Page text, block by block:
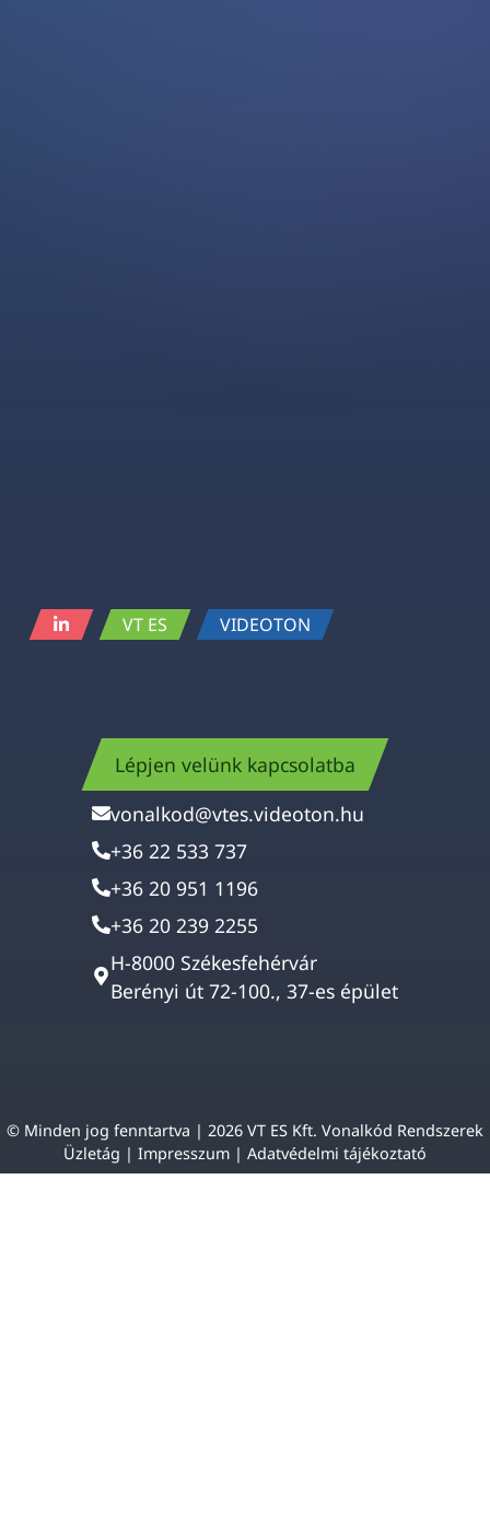
VT ES VIDEOTON
Lépjen velünk kapcsolatba
vonalkod@vtes.videoton.hu
+36 22 533 737
+36 20 951 1196
+36 20 239 2255
H-8000 Székesfehérvár
Berényi út 72-100., 37-es épület
© Minden jog fenntartva | 2026 VT ES Kft. Vonalkód Rendszerek
Üzletág | Impresszum | Adatvédelmi tájékoztató